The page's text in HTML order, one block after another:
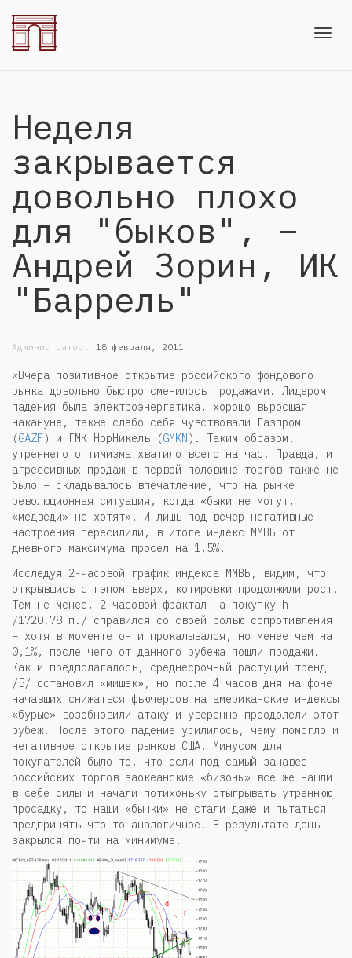
Неделя
закрывается
довольно плохо
для "быков", –
Андрей Зорин, ИК
"Баррель"
Администратор , 18 февраля, 2011
«Вчера позитивное открытие российского фондового
рынка довольно быстро сменилось продажами. Лидером
падения была электроэнергетика, хорошо выросшая
накануне, также слабо себя чувствовали Газпром
(GAZP) и ГМК НорНикель (GMKN). Таким образом,
утреннего оптимизма хватило всего на час. Правда, и
агрессивных продаж в первой половине торгов также не
было – складывалось впечатление, что на рынке
революционная ситуация, когда «быки не могут,
«медведи» не хотят». И лишь под вечер негативные
настроения пересилили, в итоге индекс ММВБ от
дневного максимума просел на 1,5%.
Исследуя 2-часовой график индекса ММВБ, видим, что
открывшись с гэпом вверх, котировки продолжили рост.
Тем не менее, 2-часовой фрактал на покупку h
/1720,78 п./ справился со своей ролью сопротивления
– хотя в моменте он и прокалывался, но менее чем на
0,1%, после чего от данного рубежа пошли продажи.
Как и предполагалось, среднесрочный растущий тренд
/5/ остановил «мишек», но после 4 часов дня на фоне
начавших снижаться фьючерсов на американские индексы
«бурые» возобновили атаку и уверенно преодолели этот
рубеж. После этого падение усилилось, чему помогло и
негативное открытие рынков США. Минусом для
покупателей было то, что если под самый занавес
российских торгов заокеанские «бизоны» всё же нашли
в себе силы и начали потихоньку отыгрывать утреннюю
просадку, то наши «бычки» не стали даже и пытаться
предпринять что-то аналогичное. В результате день
закрылся почти на минимуме.